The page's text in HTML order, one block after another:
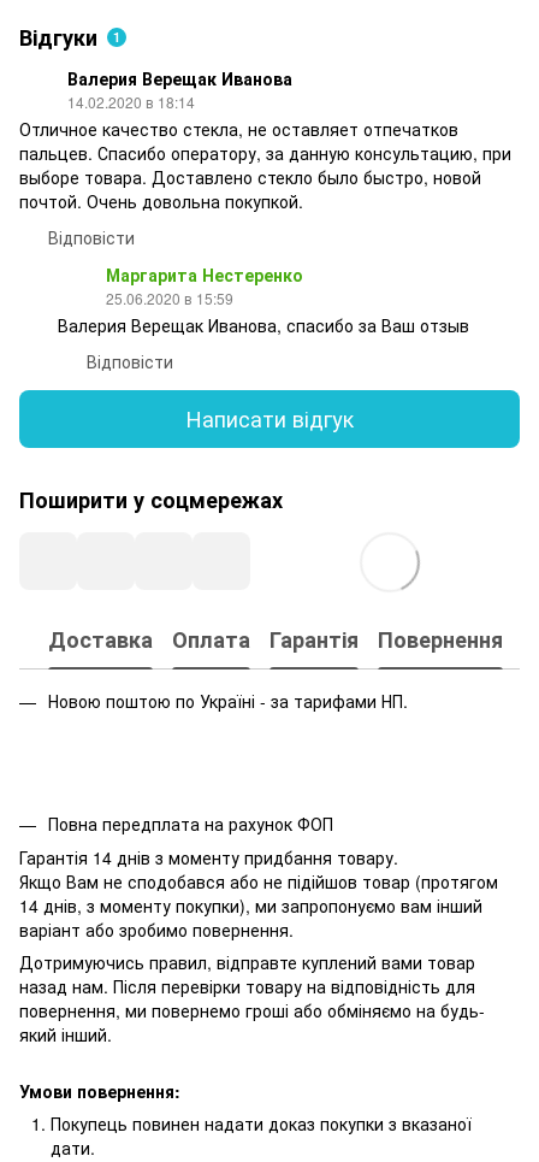
Відгуки 1
Валерия Верещак Иванова
14.02.2020 в 18:14
Отличное качество стекла, не оставляет отпечатков
пальцев. Спасибо оператору, за данную консультацию, при
выборе товара. Доставлено стекло было быстро, новой
почтой. Очень довольна покупкой.
Відповісти
Маргарита Нестеренко
25.06.2020 в 15:59
Валерия Верещак Иванова, спасибо за Ваш отзыв
Відповісти
Написати відгук
Поширити у соцмережах
Доставка Оплата Гарантія Повернення
Новою поштою по Україні - за тарифами НП.
Повна передплата на рахунок ФОП
Гарантія 14 днів з моменту придбання товару.
Якщо Вам не сподобався або не підійшов товар (протягом
14 днів, з моменту покупки), ми запропонуємо вам інший
варіант або зробимо повернення.
Дотримуючись правил, відправте куплений вами товар
назад нам. Після перевірки товару на відповідність для
повернення, ми повернемо гроші або обміняємо на будь-
який інший.
Умови повернення:
Покупець повинен надати доказ покупки з вказаної
дати.